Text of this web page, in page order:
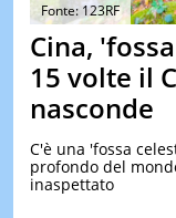
Fonte: 123RF
Cina,
15 volte il
nasconde
C'è una 'fossa
profondo del
inaspettato